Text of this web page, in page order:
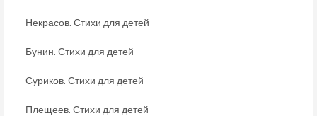
Некрасов. Стихи для детей
Бунин. Стихи для детей
Суриков. Стихи для детей
Плещеев. Стихи для детей